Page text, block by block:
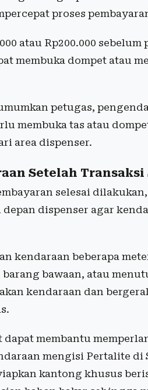
proses
atau Rp200.000
membuka dompet atau
petugas,
membuka tas atau
area dispenser.
Setelah Transaksi
selesai
dispenser agar
kendaraan beberapa
bawaan, atau
kendaraan dan
membantu
mengisi Pertalite di
kantong khusus